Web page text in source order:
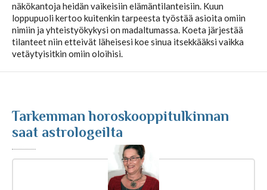
Horoskooppimerkit
Viikkohoroskooppi
Vuosihoroskooppi
Elämänhoroskooppi
näkökantoja heidän vaikeisiin elämäntilanteisiin. Kuun
loppupuoli kertoo kuitenkin tarpeesta työstää asioita omiin
nimiin ja yhteistyökykysi on madaltumassa. Koeta järjestää
tilanteet niin etteivät läheisesi koe sinua itsekkääksi vaikka
vetäytyisitkin omiin oloihisi.
Tarkemman horoskooppitulkinnan
saat astrologeilta